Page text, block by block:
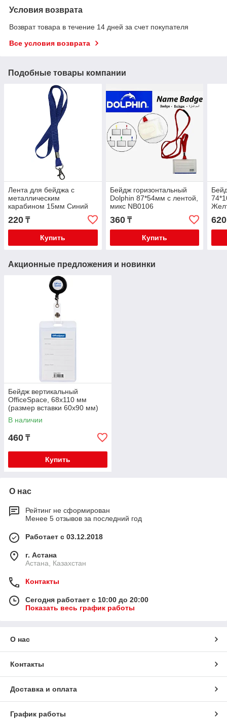
Условия возврата
Возврат товара в течение 14 дней за счет покупателя
Все условия возврата
Подобные товары компании
Лента для бейджа с
металлическим
карабином 15мм Синий
220 ₸
Купить
Бейдж горизонтальный
Dolphin 87*54мм с лентой,
микс NB0106
360₸
Купить
620
Акционные предложения и новинки
Бейдж вертикальный
OfficeSpace, 68х110 мм
(размер вставки 60х90 мм)
держатель-рулетка, черный
284661
В наличии
460 ₸
Купить
О нас
Рейтинг не сформирован
Менее 5 отзывов за последний год
Работает с 03.12.2018
г. Астана
Астана, Казахстан
Контакты
Сегодня работает с 10:00 до 20:00
Показать весь график работы
О нас
Контакты
Доставка и оплата
График работы